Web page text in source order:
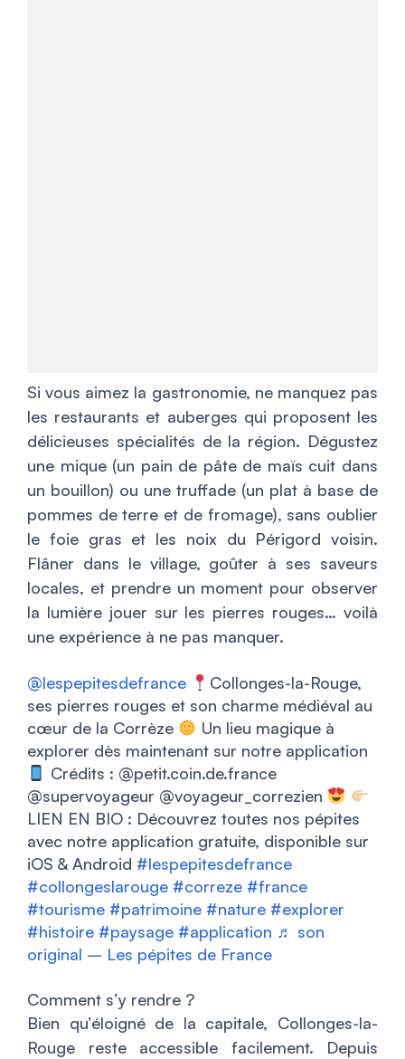
Si vous aimez la gastronomie, ne manquez pas
les restaurants et auberges qui proposent les
délicieuses spécialités de la région. Dégustez
une mique (un pain de pâte de maïs cuit dans
un bouillon) ou une truffade (un plat à base de
pommes de terre et de fromage), sans oublier
le foie gras et les noix du Périgord voisin.
Flâner dans le village, goûter à ses saveurs
locales, et prendre un moment pour observer
la lumière jouer sur les pierres rouges… voilà
une expérience à ne pas manquer.
@lespepitesdefrance
Collonges-la-Rouge,
ses pierres rouges et son charme médiéval au
cœur de la Corrèze
Un lieu magique à
explorer dès maintenant sur notre application
Crédits : @petit.coin.de.france
@supervoyageur @voyageur_correzien
LIEN EN BIO : Découvrez toutes nos pépites
avec notre application gratuite, disponible sur
iOS & Android #lespepitesdefrance
#collongeslarouge #correze #france
#tourisme #patrimoine #nature #explorer
#histoire #paysage #application ♬ son
original – Les pépites de France
Comment s’y rendre ?
Bien qu’éloigné de la capitale, Collonges-la-
Rouge reste accessible facilement. Depuis